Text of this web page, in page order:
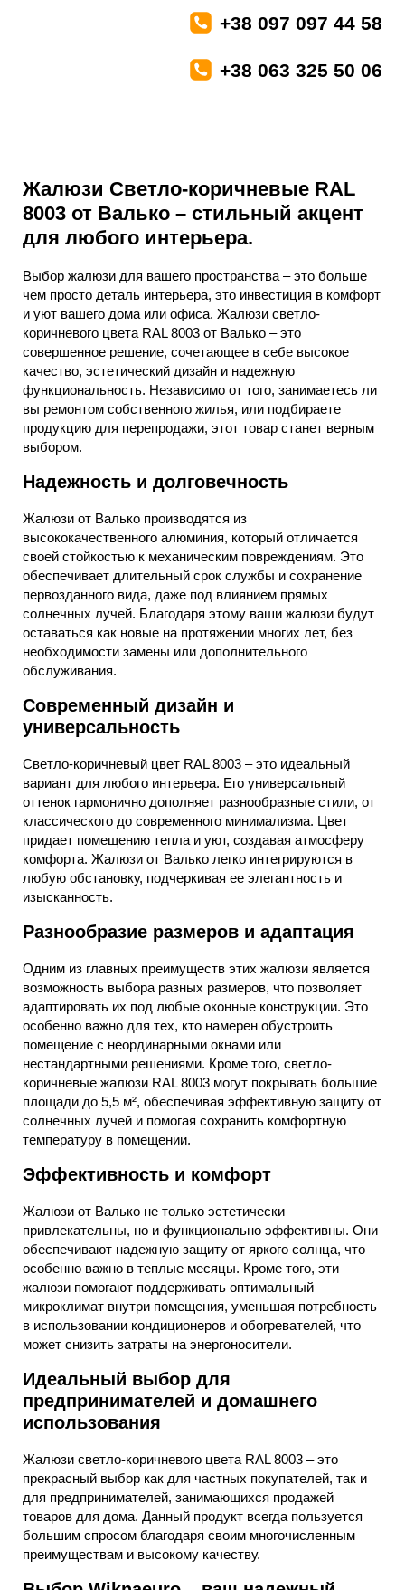
+38 097 097 44 58
+38 063 325 50 06
Жалюзи Светло-коричневые RAL
8003 от Валько – стильный акцент
для любого интерьера.
Выбор жалюзи для вашего пространства – это больше
чем просто деталь интерьера, это инвестиция в комфорт
и уют вашего дома или офиса. Жалюзи светло-
коричневого цвета RAL 8003 от Валько – это
совершенное решение, сочетающее в себе высокое
качество, эстетический дизайн и надежную
функциональность. Независимо от того, занимаетесь ли
вы ремонтом собственного жилья, или подбираете
продукцию для перепродажи, этот товар станет верным
выбором.
Надежность и долговечность
Жалюзи от Валько производятся из
высококачественного алюминия, который отличается
своей стойкостью к механическим повреждениям. Это
обеспечивает длительный срок службы и сохранение
первозданного вида, даже под влиянием прямых
солнечных лучей. Благодаря этому ваши жалюзи будут
оставаться как новые на протяжении многих лет, без
необходимости замены или дополнительного
обслуживания.
Современный дизайн и
универсальность
Светло-коричневый цвет RAL 8003 – это идеальный
вариант для любого интерьера. Его универсальный
оттенок гармонично дополняет разнообразные стили, от
классического до современного минимализма. Цвет
придает помещению тепла и уют, создавая атмосферу
комфорта. Жалюзи от Валько легко интегрируются в
любую обстановку, подчеркивая ее элегантность и
изысканность.
Разнообразие размеров и адаптация
Одним из главных преимуществ этих жалюзи является
возможность выбора разных размеров, что позволяет
адаптировать их под любые оконные конструкции. Это
особенно важно для тех, кто намерен обустроить
помещение с неординарными окнами или
нестандартными решениями. Кроме того, светло-
коричневые жалюзи RAL 8003 могут покрывать большие
площади до 5,5 м², обеспечивая эффективную защиту от
солнечных лучей и помогая сохранить комфортную
температуру в помещении.
Эффективность и комфорт
Жалюзи от Валько не только эстетически
привлекательны, но и функционально эффективны. Они
обеспечивают надежную защиту от яркого солнца, что
особенно важно в теплые месяцы. Кроме того, эти
жалюзи помогают поддерживать оптимальный
микроклимат внутри помещения, уменьшая потребность
в использовании кондиционеров и обогревателей, что
может снизить затраты на энергоносители.
Идеальный выбор для
предпринимателей и домашнего
использования
Жалюзи светло-коричневого цвета RAL 8003 – это
прекрасный выбор как для частных покупателей, так и
для предпринимателей, занимающихся продажей
товаров для дома. Данный продукт всегда пользуется
большим спросом благодаря своим многочисленным
преимуществам и высокому качеству.